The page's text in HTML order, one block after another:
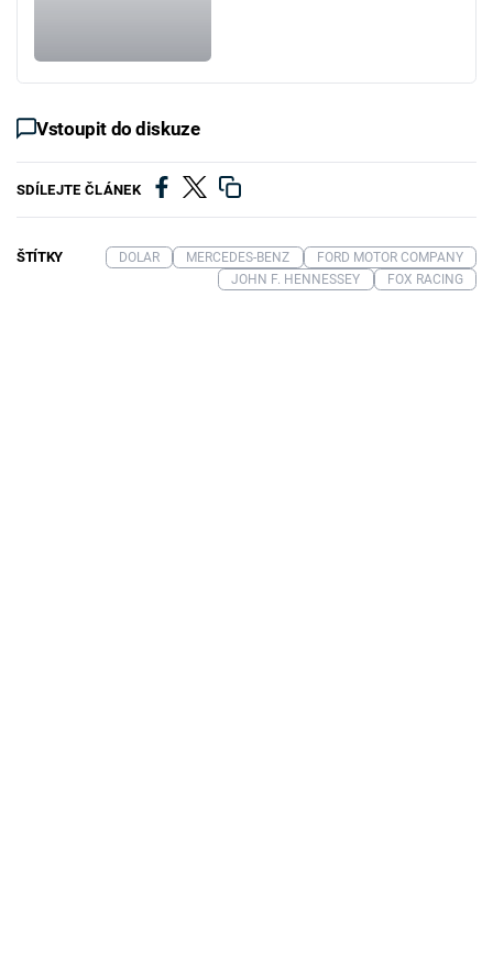
Vstoupit do diskuze
SDÍLEJTE ČLÁNEK
ŠTÍTKY DOLAR MERCEDES-BENZ
FORD MOTOR COMPANY
JOHN F. HENNESSEY
FOX RACING